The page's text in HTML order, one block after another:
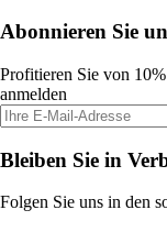
Abonnieren Sie
Profitieren Sie von
anmelden
Bleiben Sie in
Folgen Sie uns in den